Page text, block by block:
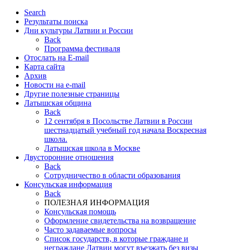
Search
Результаты поиска
Дни культуры Латвии и России
Back
Программа фестиваля
Отослать на E-mail
Карта сайта
Архив
Новости на e-mail
Другие полезные страницы
Латышская община
Back
12 сентября в Посольстве Латвии в России
шестнадцатый учебный год начала Воскресная
школа.
Латышская школа в Москве
Двусторонние отношения
Back
Cотрудничество в области образования
Консульская информация
Back
ПОЛЕЗНАЯ ИНФОРМАЦИЯ
Консульская помощь
Оформление свидетельства на возвращение
Часто задаваемые вопросы
Список государств, в которые граждане и
неграждане Латвии могут въезжать без визы